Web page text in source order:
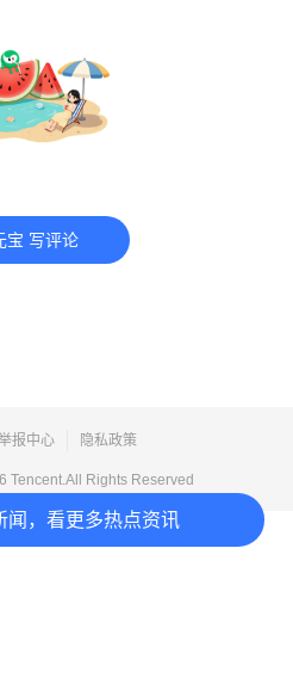
闻，看更多热点资讯
宝 写评论
报中心 隐私政策
Tencent.All Rights Reserved